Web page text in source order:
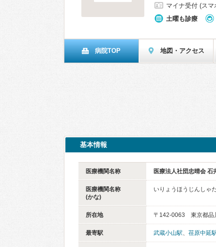
マイナ受付 (スマ
土曜も診療
病院TOP 地図・アクセス
基本情報
医療機関名称 医療法人社団忠晴会 石
医療機関名称
(かな)
いりょうほうじんしゃ
所在地 〒142-0063 東京都品
最寄駅 武蔵小山駅、 荏原中延